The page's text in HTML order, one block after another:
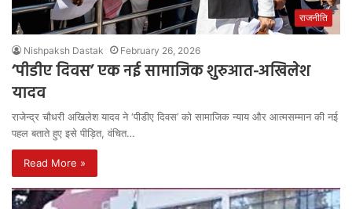
राजनीति
Nishpaksh Dastak February 26, 2026
‘पीडीए दिवस’ एक नई सामाजिक शुरुआत-अखिलेश
यादव
राजेन्द्र चौधरी अखिलेश यादव ने ‘पीडीए दिवस’ को सामाजिक न्याय और आत्मसम्मान की नई
पहल बताते हुए इसे पीड़ित, वंचित…
Read More »